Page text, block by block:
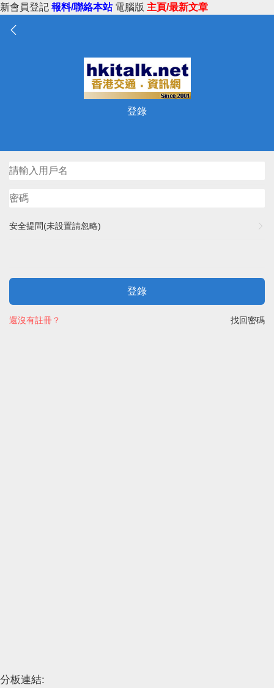
新會員登記 報料/聯絡本站 電腦版 主頁/最新文章
登錄
安全提問(未設置請忽略)
登錄
找回密碼
還沒有註冊？
分板連結: